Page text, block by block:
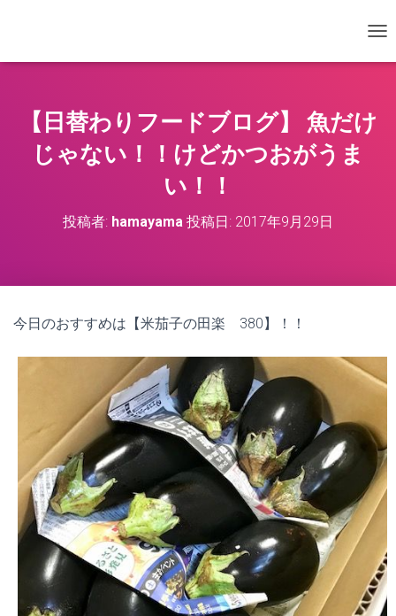
【日替わりフードブログ】 魚だけ
じゃない！！けどかつおがうま
い！！
投稿者: hamayama 投稿日: 2017年9月29日
今日のおすすめは【米茄子の田楽 380】！！